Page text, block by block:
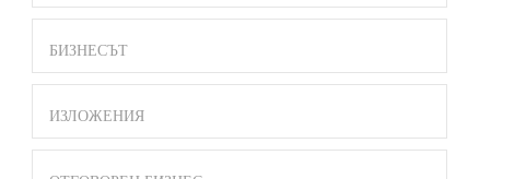
БИЗНЕСЪТ
ИЗЛОЖЕНИЯ